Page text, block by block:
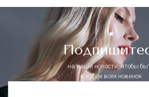
на наши новости, чтобы
в курсе всех новинок